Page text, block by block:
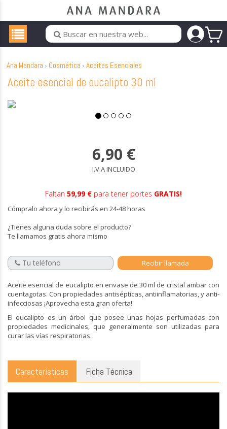
Ana Mandara Cosmética Aceites Esenciales
Aceite esencial de eucalipto 30 ml
Aceite esencial de eucalipto en envase de 30 ml de cristal ambar con
cuentagotas. Con propiedades antisépticas, antiinflamatorias, y anti-
infecciosas ¡Aprovecha esta gran oferta!
El eucalipto es un árbol que posee unas hojas perfumadas con
propiedades medicinales, que generalmente son utilizadas para
curar las vías respiratorias.
6,90 €
I.V.A INCLUIDO
Faltan 59,99 € para tener portes GRATIS!
Cómpralo ahora y lo recibirás en 24-48 horas
¿Tienes alguna duda sobre el producto?
Te llamamos gratis ahora mismo
Características Ficha Técnica